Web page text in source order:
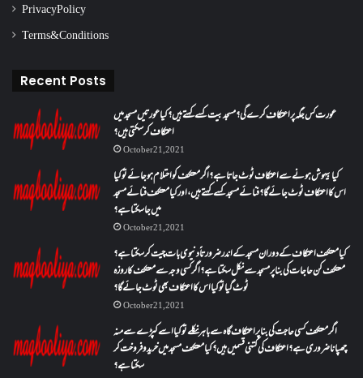
Privacy Policy
Terms & Conditions
Recent Posts
عورت کس جگہ پر اعتکاف کرے گی؟مسجد بیت کسے کہتے ہیں؟کیا عورتیں مسجد میں
اعتکاف کر سکتی ہیں؟
October 21, 2021
کیا بیہوش ہونے سے اعتکاف ٹوٹ جاتا ہے؟ اگر معتکف کو احتلام ہو جائے تو کیا
اس کا اعتکاف ٹوٹ جائے گا؟فنائے مسجد کسے کہتے ہیں ، اور کیا معتکف فنائے مسجد
میں جا سکتا ہے؟
October 21, 2021
کیا معتکف اعتکاف کے دوران مسجد کے اندر ضرورتاً دنیوی بات چیت کر سکتا ہے؟
معتکف کن حاجات کی بنا پر مسجد سے نکل سکتا ہے؟ اگر کسی وجہ سے معتکف کا روزہ
ٹوٹ گیا تو کیا اس کا اعتکاف بھی ٹوٹ جائے گا؟
October 21, 2021
اگر معتکف کسی حاجت کی بنا پر اعتکاف گاہ سے باہر نکلے تو کیا اسے کپڑے سے منہ
چھپانا ضروری ہے؟اعتکاف کی کتنی قسمیں ہیں؟کیا معتکف مسجد میں خرید و فروخت کر
سکتا ہے؟